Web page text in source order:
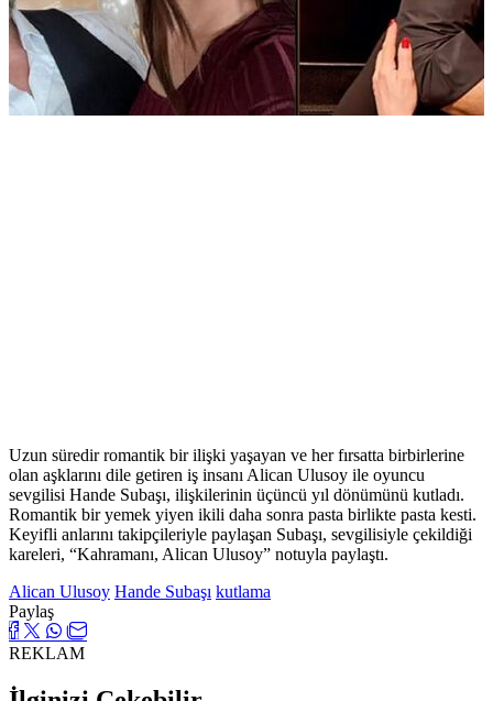
Uzun süredir romantik bir ilişki yaşayan ve her fırsatta birbirlerine
olan aşklarını dile getiren iş insanı Alican Ulusoy ile oyuncu
sevgilisi Hande Subaşı, ilişkilerinin üçüncü yıl dönümünü kutladı.
Romantik bir yemek yiyen ikili daha sonra pasta birlikte pasta kesti.
Keyifli anlarını takipçileriyle paylaşan Subaşı, sevgilisiyle çekildiği
kareleri, “Kahramanı, Alican Ulusoy” notuyla paylaştı.
Alican Ulusoy Hande Subaşı kutlama
Paylaş
REKLAM